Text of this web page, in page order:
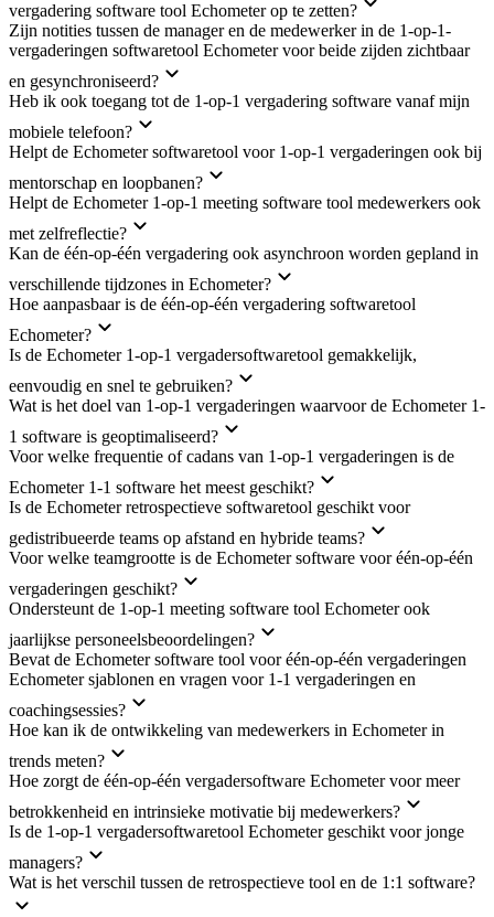
vergadering software tool Echometer op te zetten?
Zijn notities tussen de manager en de medewerker in de 1-op-1-
vergaderingen softwaretool Echometer voor beide zijden zichtbaar
en gesynchroniseerd?
Heb ik ook toegang tot de 1-op-1 vergadering software vanaf mijn
mobiele telefoon?
Helpt de Echometer softwaretool voor 1-op-1 vergaderingen ook bij
mentorschap en loopbanen?
Helpt de Echometer 1-op-1 meeting software tool medewerkers ook
met zelfreflectie?
Kan de één-op-één vergadering ook asynchroon worden gepland in
verschillende tijdzones in Echometer?
Hoe aanpasbaar is de één-op-één vergadering softwaretool
Echometer?
Is de Echometer 1-op-1 vergadersoftwaretool gemakkelijk,
eenvoudig en snel te gebruiken?
Wat is het doel van 1-op-1 vergaderingen waarvoor de Echometer 1-
1 software is geoptimaliseerd?
Voor welke frequentie of cadans van 1-op-1 vergaderingen is de
Echometer 1-1 software het meest geschikt?
Is de Echometer retrospectieve softwaretool geschikt voor
gedistribueerde teams op afstand en hybride teams?
Voor welke teamgrootte is de Echometer software voor één-op-één
vergaderingen geschikt?
Ondersteunt de 1-op-1 meeting software tool Echometer ook
jaarlijkse personeelsbeoordelingen?
Bevat de Echometer software tool voor één-op-één vergaderingen
Echometer sjablonen en vragen voor 1-1 vergaderingen en
coachingsessies?
Hoe kan ik de ontwikkeling van medewerkers in Echometer in
trends meten?
Hoe zorgt de één-op-één vergadersoftware Echometer voor meer
betrokkenheid en intrinsieke motivatie bij medewerkers?
Is de 1-op-1 vergadersoftwaretool Echometer geschikt voor jonge
managers?
Wat is het verschil tussen de retrospectieve tool en de 1:1 software?